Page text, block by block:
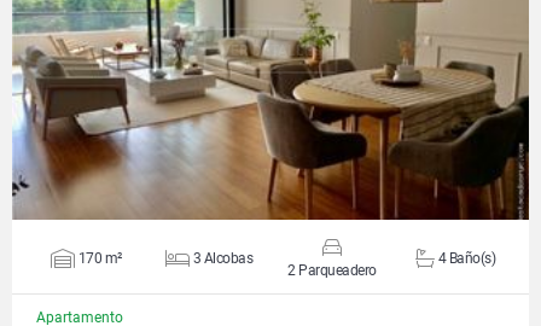
VER DETALLES
170 m² 3 Alcobas
2 Parqueadero
4 Baño(s)
Apartamento